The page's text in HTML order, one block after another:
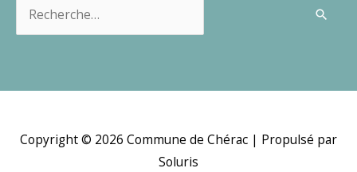
Copyright © 2026 Commune de Chérac | Propulsé par
Soluris